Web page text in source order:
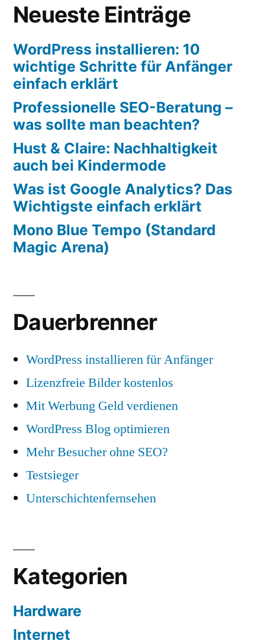
Neueste Einträge
WordPress installieren: 10
wichtige Schritte für Anfänger
einfach erklärt
Professionelle SEO-Beratung –
was sollte man beachten?
Hust & Claire: Nachhaltigkeit
auch bei Kindermode
Was ist Google Analytics? Das
Wichtigste einfach erklärt
Mono Blue Tempo (Standard
Magic Arena)
Dauerbrenner
WordPress installieren für Anfänger
Lizenzfreie Bilder kostenlos
Mit Werbung Geld verdienen
WordPress Blog optimieren
Mehr Besucher ohne SEO?
Testsieger
Unterschichtenfernsehen
Kategorien
Hardware
Internet